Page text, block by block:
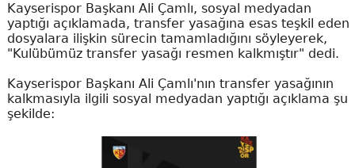
Kayserispor Başkanı Ali Çamlı, sosyal medyadan
yaptığı açıklamada, transfer yasağına esas teşkil eden
dosyalara ilişkin sürecin tamamladığını söyleyerek,
"Kulübümüz transfer yasağı resmen kalkmıştır" dedi.
Kayserispor Başkanı Ali Çamlı'nın transfer yasağının
kalkmasıyla ilgili sosyal medyadan yaptığı açıklama şu
şekilde: